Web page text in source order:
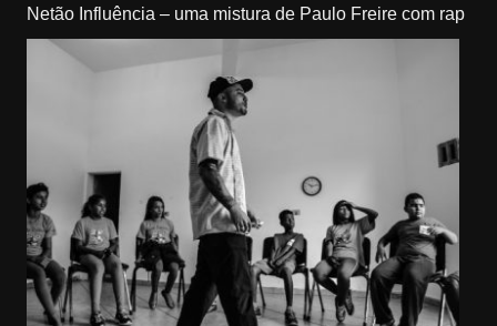
Netão Influência – uma mistura de Paulo Freire com rap